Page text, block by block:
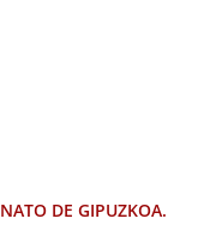
DE GIPUZKOA.